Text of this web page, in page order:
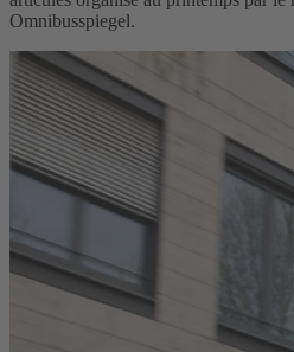
Omnibusspiegel.